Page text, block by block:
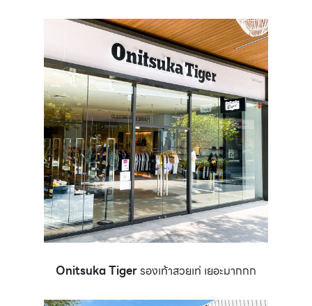
Onitsuka Tigerรองเท้าสวยเท่ เยอะมากกก